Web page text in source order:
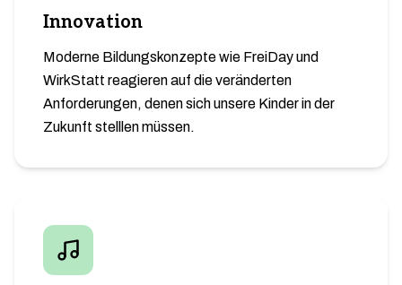
Innovation
Moderne Bildungskonzepte wie FreiDay und
WirkStatt reagieren auf die veränderten
Anforderungen, denen sich unsere Kinder in der
Zukunft stelllen müssen.